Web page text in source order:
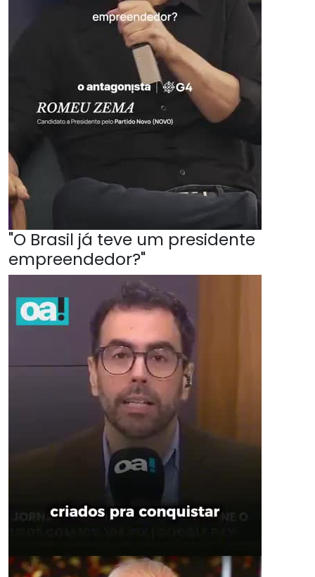
"O Brasil já teve um presidente
empreendedor?"